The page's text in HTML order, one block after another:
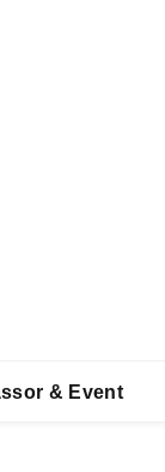
& Event